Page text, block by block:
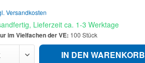
Versandkosten
Lieferzeit ca. 1-3 Werktage
im Vielfachen der VE: 100 Stück
IN DEN WARENKORB